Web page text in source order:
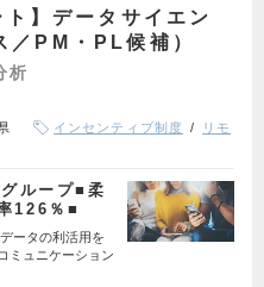
ト】データサイエン
／PM・PL候補）
析
インセンティブ制度
リモ
ループ■柔
126％■
ータの利活用を
ミュニケーション